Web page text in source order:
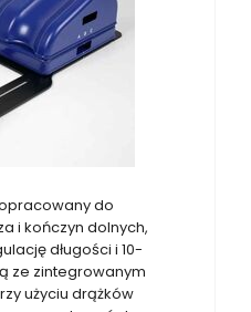
opracowany do
i kończyn dolnych,
długości i 10-
ze zintegrowanym
użyciu drążków